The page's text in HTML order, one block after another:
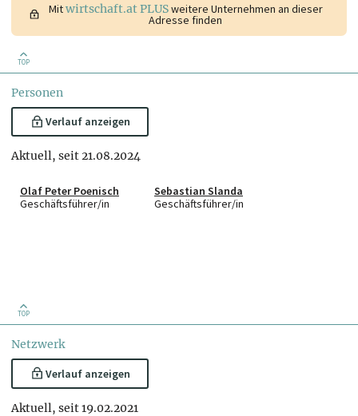
Mitwirtschaft.at PLUSweitere Unternehmen an dieser
Adresse finden
TOP
Personen
Verlauf anzeigen
Aktuell, seit 21.08.2024
Olaf Peter Poenisch
Geschäftsführer/in
Sebastian Slanda
Geschäftsführer/in
TOP
Netzwerk
Verlauf anzeigen
Aktuell, seit 19.02.2021